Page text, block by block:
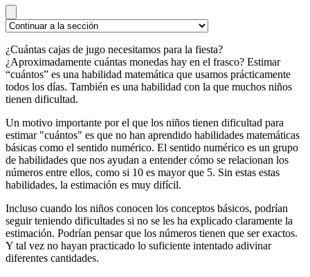
¿Cuántas cajas de jugo necesitamos para la fiesta?
¿Aproximadamente cuántas monedas hay en el frasco? Estimar
“cuántos” es una habilidad matemática que usamos prácticamente
todos los días. También es una habilidad con la que muchos niños
tienen dificultad.
Un motivo importante por el que los niños tienen dificultad para
estimar "cuántos" es que no han aprendido habilidades matemáticas
básicas como el sentido numérico. El sentido numérico es un grupo
de habilidades que nos ayudan a entender cómo se relacionan los
números entre ellos, como si 10 es mayor que 5. Sin estas estas
habilidades, la estimación es muy difícil.
Incluso cuando los niños conocen los conceptos básicos, podrían
seguir teniendo dificultades si no se les ha explicado claramente la
estimación. Podrían pensar que los números tienen que ser exactos.
Y tal vez no hayan practicado lo suficiente intentado adivinar
diferentes cantidades.